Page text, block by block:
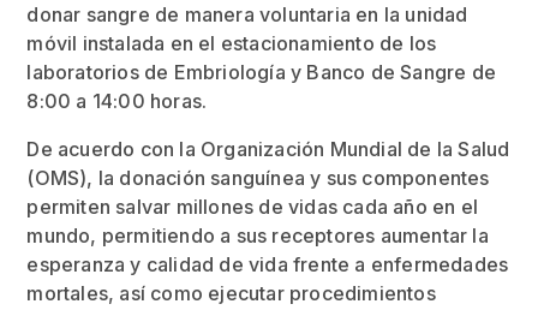
donar sangre de manera voluntaria en la unidad
móvil instalada en el estacionamiento de los
laboratorios de Embriología y Banco de Sangre de
8:00 a 14:00 horas.
De acuerdo con la Organización Mundial de la Salud
(OMS), la donación sanguínea y sus componentes
permiten salvar millones de vidas cada año en el
mundo, permitiendo a sus receptores aumentar la
esperanza y calidad de vida frente a enfermedades
mortales, así como ejecutar procedimientos